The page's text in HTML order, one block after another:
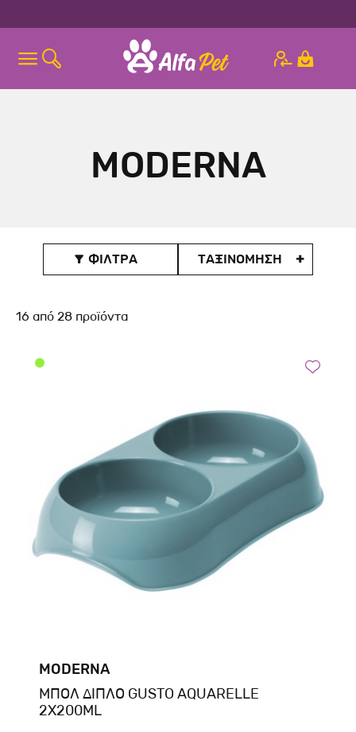
MODERNA
 ΦΙΛΤΡΑ ΤΑΞΙΝΟΜΗΣΗ
16 από28 προϊόντα
MODERNA
ΜΠΟΛ ΔΙΠΛΟ GUSTO AQUARELLE
2X200ML